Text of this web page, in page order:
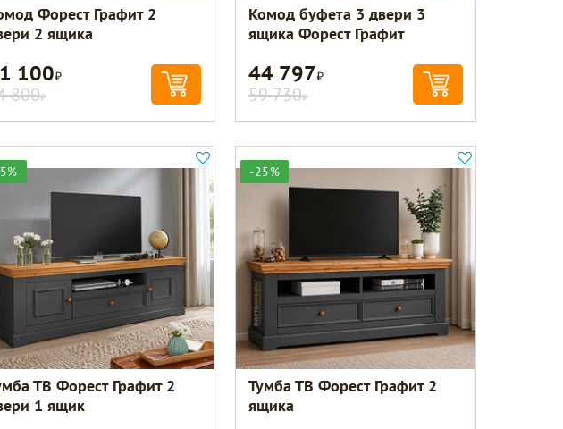
Форест Графит 2
2 ящика
100Р
800Р
Комод буфета 3 двери 3
ящика Форест Графит
44 797Р
59 730Р
ТВ Форест Графит 2
1 ящик
-25%
Тумба ТВ Форест Графит 2
ящика